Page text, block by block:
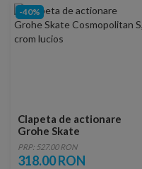
-40%
Clapeta de actionare
Grohe Skate
Cosmopolitan S, crom
lucios
PRP: 527.00 RON
318.00 RON